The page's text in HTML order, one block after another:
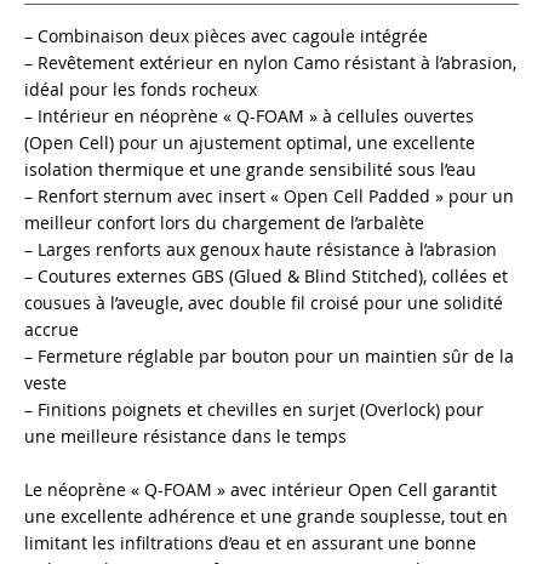
– Combinaison deux pièces avec cagoule intégrée
– Revêtement extérieur en nylon Camo résistant à l’abrasion,
idéal pour les fonds rocheux
– Intérieur en néoprène « Q-FOAM » à cellules ouvertes
(Open Cell) pour un ajustement optimal, une excellente
isolation thermique et une grande sensibilité sous l’eau
– Renfort sternum avec insert « Open Cell Padded » pour un
meilleur confort lors du chargement de l’arbalète
– Larges renforts aux genoux haute résistance à l’abrasion
– Coutures externes GBS (Glued & Blind Stitched), collées et
cousues à l’aveugle, avec double fil croisé pour une solidité
accrue
– Fermeture réglable par bouton pour un maintien sûr de la
veste
– Finitions poignets et chevilles en surjet (Overlock) pour
une meilleure résistance dans le temps
Le néoprène « Q-FOAM » avec intérieur Open Cell garantit
une excellente adhérence et une grande souplesse, tout en
limitant les infiltrations d’eau et en assurant une bonne